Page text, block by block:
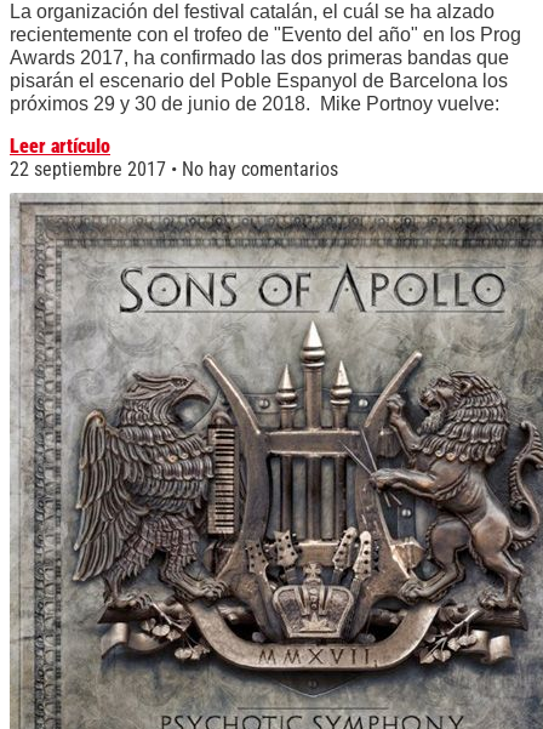
La organización del festival catalán, el cuál se ha alzado
recientemente con el trofeo de "Evento del año" en los Prog
Awards 2017, ha confirmado las dos primeras bandas que
pisarán el escenario del Poble Espanyol de Barcelona los
próximos 29 y 30 de junio de 2018. Mike Portnoy vuelve:
Leer artículo
22 septiembre 2017
No hay comentarios